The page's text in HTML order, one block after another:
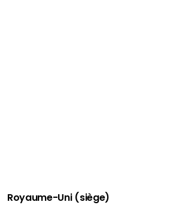
Royaume-Uni (siège)